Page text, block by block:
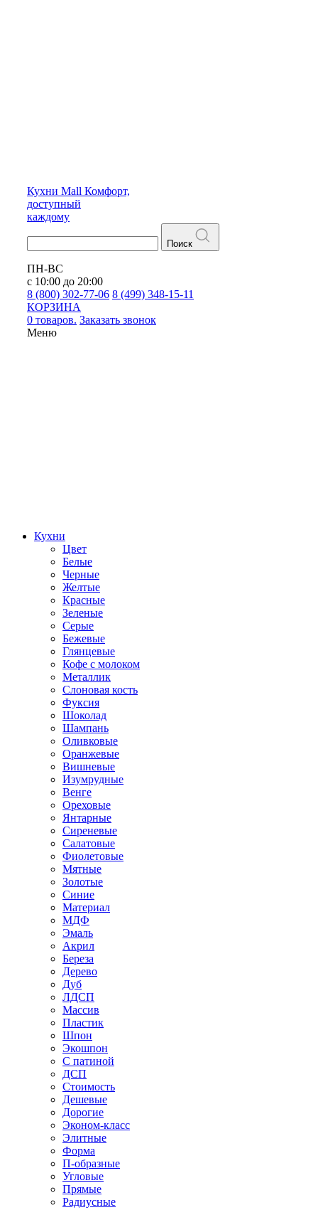
Кухни Mall Комфорт,
доступный
каждому
Поиск
ПН-ВС
с 10:00 до 20:00
8 (800) 302-77-06 8 (499) 348-15-11
КОРЗИНА
0 товаров. Заказать звонок
Меню
Кухни
Цвет
Белые
Черные
Желтые
Красные
Зеленые
Серые
Бежевые
Глянцевые
Кофе с молоком
Металлик
Слоновая кость
Фуксия
Шоколад
Шампань
Оливковые
Оранжевые
Вишневые
Изумрудные
Венге
Ореховые
Янтарные
Сиреневые
Салатовые
Фиолетовые
Мятные
Золотые
Синие
Материал
МДФ
Эмаль
Акрил
Береза
Дерево
Дуб
ЛДСП
Массив
Пластик
Шпон
Экошпон
С патиной
ДСП
Стоимость
Дешевые
Дорогие
Эконом-класс
Элитные
Форма
П-образные
Угловые
Прямые
Радиусные